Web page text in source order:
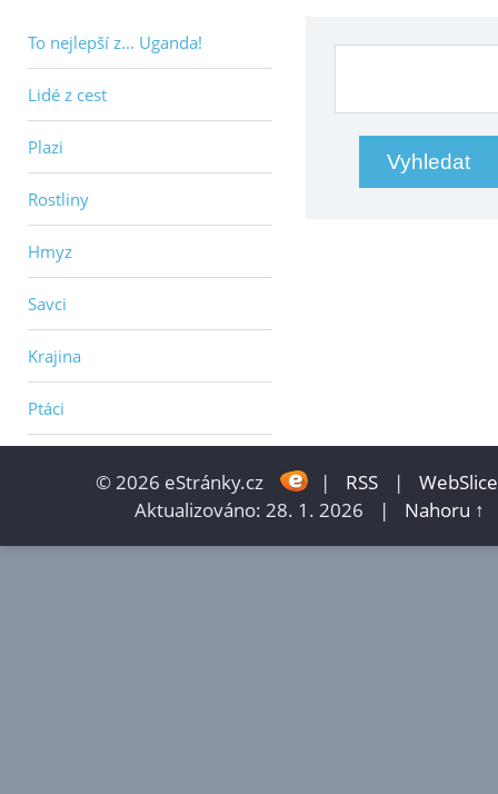
To nejlepší z... Uganda!
Lidé z cest
Plazi
Rostliny
Hmyz
Savci
Krajina
Ptáci
© 2026 eStránky.cz | RSS |
WebSlice
Aktualizováno: 28. 1. 2026
| Nahoru ↑